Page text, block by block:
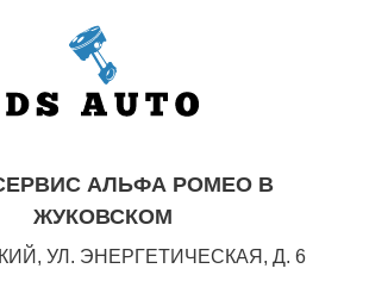
АЛЬФА РОМЕО В
ЖУКОВСКОМ
УЛ. ЭНЕРГЕТИЧЕСКАЯ, Д. 6